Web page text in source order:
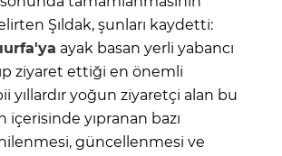
Şıldak, şunları kaydetti:
ayak basan yerli yabancı
ziyaret ettiği en önemli
yıllardır yoğun ziyaretçi alan bu
içerisinde yıpranan bazı
güncellenmesi ve